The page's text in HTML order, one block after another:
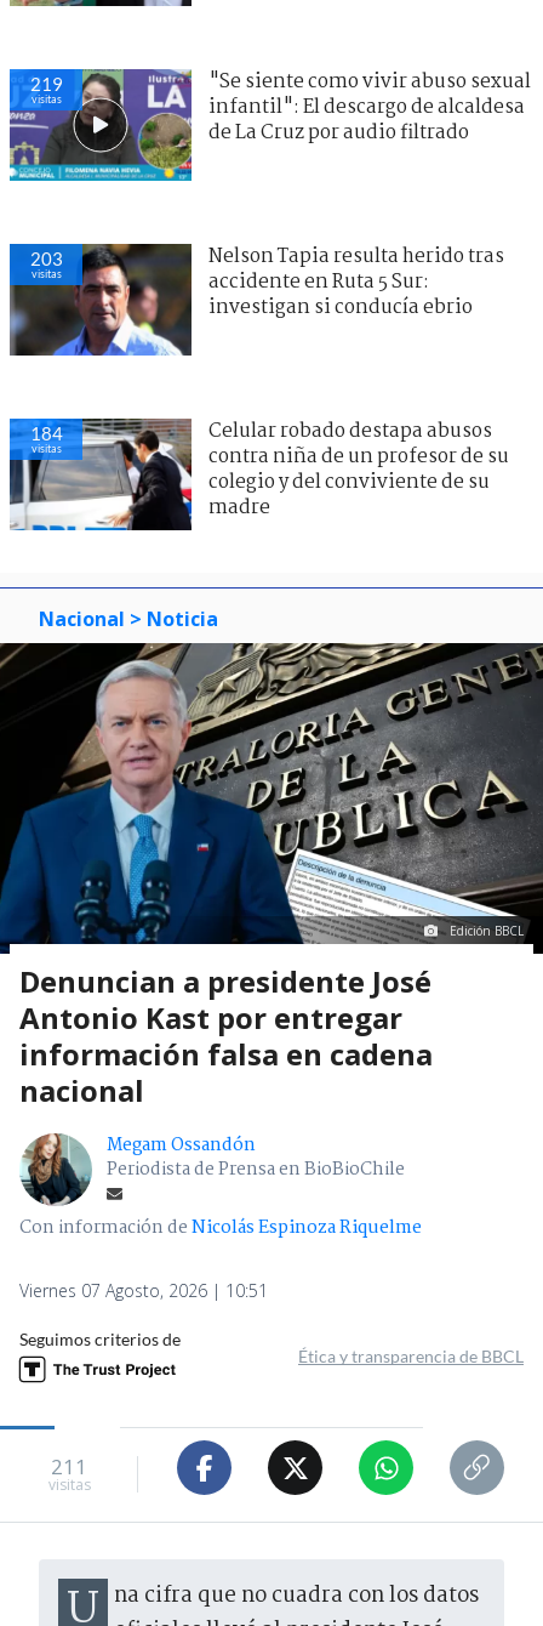
219
visitas
"Se siente como vivir abuso sexual
infantil": El descargo de alcaldesa
de La Cruz por audio filtrado
203
visitas
Nelson Tapia resulta herido tras
accidente en Ruta 5 Sur:
investigan si conducía ebrio
184
visitas
Celular robado destapa abusos
contra niña de un profesor de su
colegio y del conviviente de su
madre
Nacional > Noticia
Edición BBCL
Denuncian a presidente José
Antonio Kast por entregar
información falsa en cadena
nacional
Megam Ossandón
Periodista de Prensa en BioBioChile
Con información deNicolás Espinoza Riquelme
Viernes 07 Agosto, 2026 | 10:51
Seguimos criterios de
Ética y transparencia de BBCL
211
visitas
Una cifra que no cuadra con los datos